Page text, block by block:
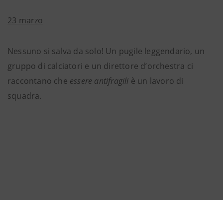
23 marzo
Nessuno si salva da solo! Un pugile leggendario, un
gruppo di calciatori e un direttore d’orchestra ci
raccontano che essere antifragili è un lavoro di
squadra.